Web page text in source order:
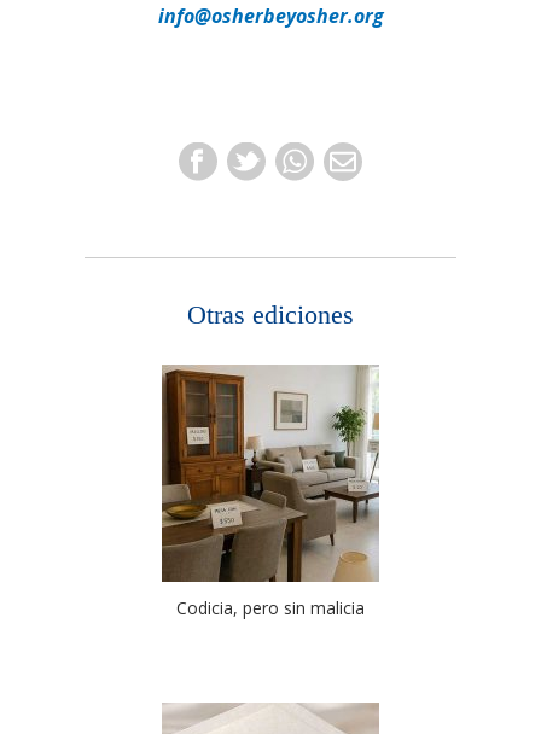
info@osherbeyosher.org
Otras ediciones
Codicia, pero sin malicia